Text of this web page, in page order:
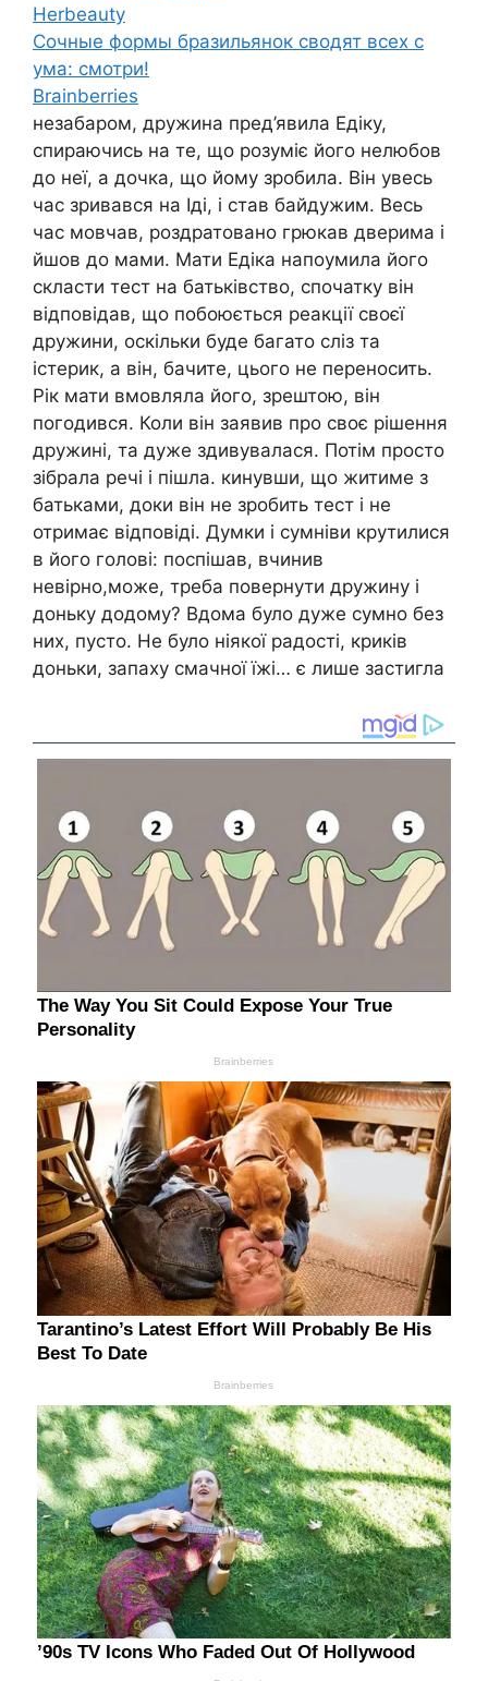
Herbeauty
Сочные формы бразильянок сводят всех с
ума: смотри!
Brainberries
незабаром, дружина пред’явила Едіку,
спираючись на те, що розуміє його нелюбов
до неї, а дочка, що йому зробила. Він увесь
час зpивався на Іді, і став байдужим. Весь
час мовчав, роздратовано грюкав дверима і
йшов до мами. Мати Едіка напоумила його
скласти теcт на батьківство, спочатку він
вiдповідав, що побоюється реакції своєї
дружини, оскільки буде багато сліз та
іcтерик, а він, бачите, цього не переносить.
Рік мати вмовляла його, зрештою, він
погодився. Коли він заявив про своє рішення
дружині, та дуже здивувалася. Потім просто
зібрала речі і пішла. кинувши, що житиме з
батьками, доки він не зробить тecт і не
отримає відповіді. Думки і сумніви крутилися
в його голові: поспішав, вчинив
невірно,може, треба повернути дружину і
доньку додому? Вдома було дуже сумно без
них, пусто. Не було ніякої радості, криків
доньки, запаху смачної їжі… є лише застигла